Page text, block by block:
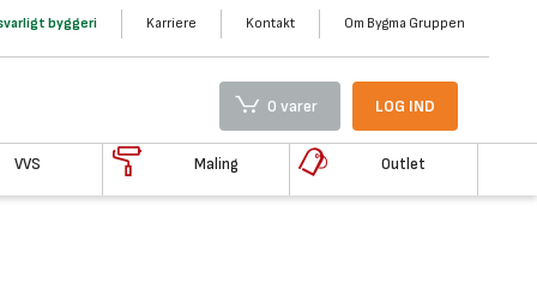
byggeri Karriere Kontakt Om Bygma Gruppen
0 varer LOG IND
VVS Maling Outlet